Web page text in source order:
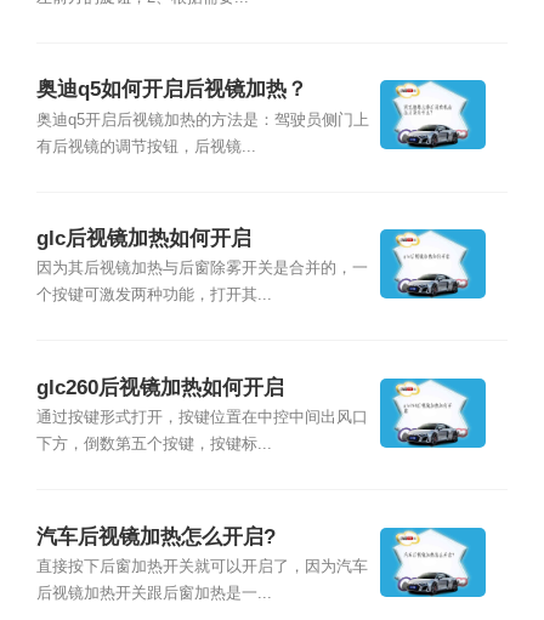
奥迪q5如何开启后视镜加热？
奥迪q5开启后视镜加热的方法是：驾驶员侧门上
有后视镜的调节按钮，后视镜...
glc后视镜加热如何开启
因为其后视镜加热与后窗除雾开关是合并的，一
个按键可激发两种功能，打开其...
glc260后视镜加热如何开启
通过按键形式打开，按键位置在中控中间出风口
下方，倒数第五个按键，按键标...
汽车后视镜加热怎么开启?
直接按下后窗加热开关就可以开启了，因为汽车
后视镜加热开关跟后窗加热是一...